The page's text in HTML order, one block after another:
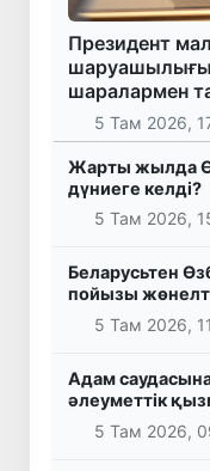
Президент
шаралармен
5 Там 2026,
Жарты жылда
дүниеге келді?
5 Там 2026,
Беларусьтен
пойызы
5 Там 2026,
Адам
әлеуметтік
5 Там 2026,